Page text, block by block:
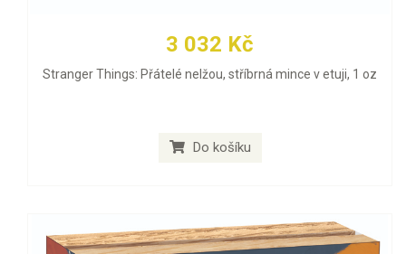
3 032 Kč
Stranger Things: Přátelé nelžou, stříbrná mince v etuji, 1 oz
Do košíku